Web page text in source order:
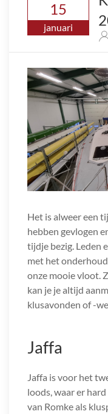
15
januari
Het is alweer een
hebben gevlogen
tijdje bezig. Leden
met het
onze mooie vloot.
kan je je altijd
klusavonden of -
Jaffa
Jaffa is voor het
loods, waar er
van Romke als